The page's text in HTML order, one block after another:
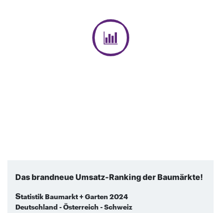
Das brandneue Umsatz-Ranking der Baumärkte!
Statistik Baumarkt + Garten 2024
Deutschland - Österreich - Schweiz